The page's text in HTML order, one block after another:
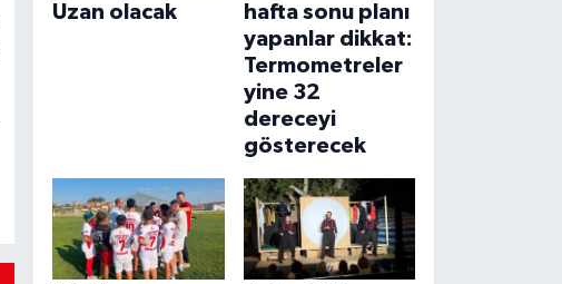
Uzan olacak
hafta sonu planı
yapanlar dikkat:
Termometreler
yine 32
dereceyi
gösterecek